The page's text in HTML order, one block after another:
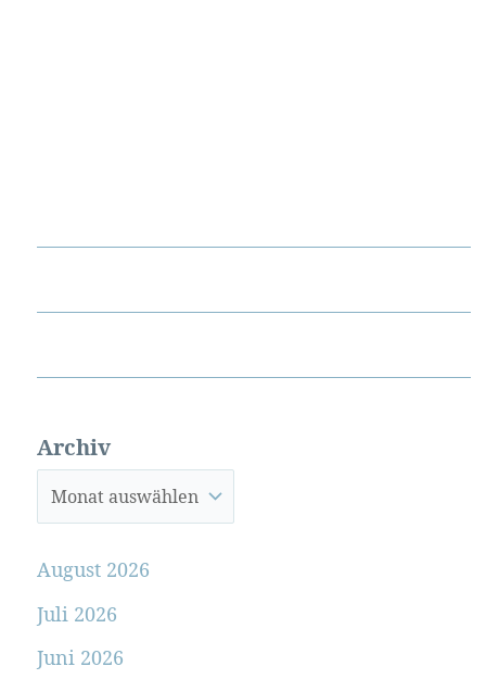
Archiv
August 2026
Juli 2026
Juni 2026